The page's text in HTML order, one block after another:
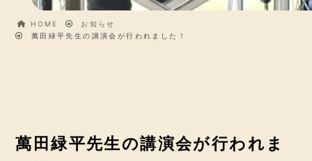
HOME
お知らせ
萬田緑平先生の講演会が行われました！
萬田緑平先生の講演会が行われま